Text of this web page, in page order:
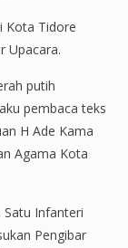
Kota Tidore
Upacara.
putih
pembaca teks
H Ade Kama
Agama Kota
Infanteri
Pengibar